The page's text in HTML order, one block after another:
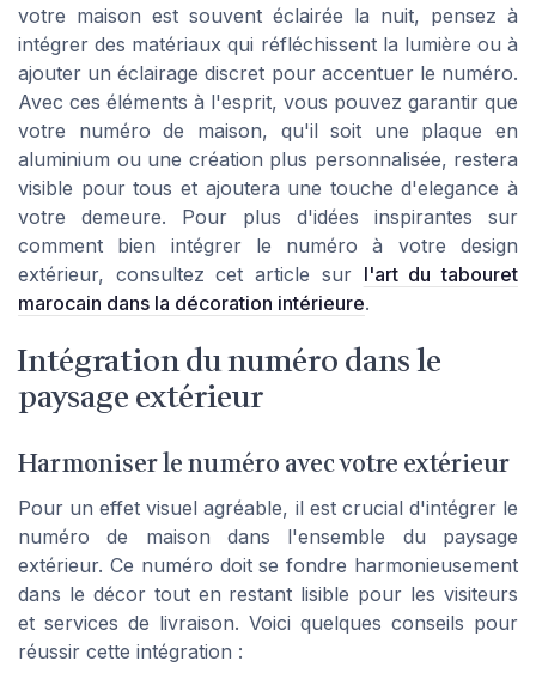
votre maison est souvent éclairée la nuit, pensez à
intégrer des matériaux qui réfléchissent la lumière ou à
ajouter un éclairage discret pour accentuer le numéro.
Avec ces éléments à l'esprit, vous pouvez garantir que
votre numéro de maison, qu'il soit une plaque en
aluminium ou une création plus personnalisée, restera
visible pour tous et ajoutera une touche d'elegance à
votre demeure. Pour plus d'idées inspirantes sur
comment bien intégrer le numéro à votre design
extérieur, consultez cet article sur l'art du tabouret
marocain dans la décoration intérieure.
Intégration du numéro dans le
paysage extérieur
Harmoniser le numéro avec votre extérieur
Pour un effet visuel agréable, il est crucial d'intégrer le
numéro de maison dans l'ensemble du paysage
extérieur. Ce numéro doit se fondre harmonieusement
dans le décor tout en restant lisible pour les visiteurs
et services de livraison. Voici quelques conseils pour
réussir cette intégration :